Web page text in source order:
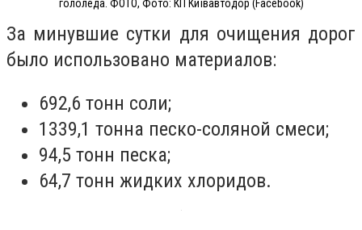
гололеда. ФОТО, Фото: КП Київавтодор (Facebook)
За минувшие сутки для очищения дорог
было использовано материалов:
692,6 тонн соли;
1339,1 тонна песко-соляной смеси;
94,5 тонн песка;
64,7 тонн жидких хлоридов.